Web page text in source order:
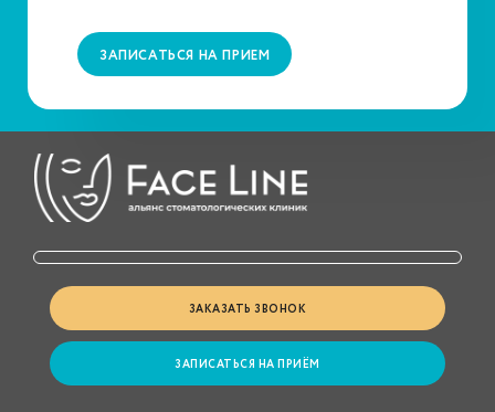
ЗАПИСАТЬСЯ НА ПРИЕМ
ЗАКАЗАТЬ ЗВОНОК
ЗАПИСАТЬСЯ НА ПРИЁМ